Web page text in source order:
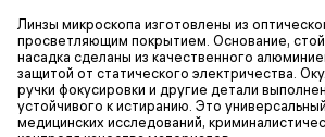
Линзы микроскопа изготовлены из
просветляющим покрытием. Основание,
насадка сделаны из качественного
защитой от статического электричества.
ручки фокусировки и другие детали
устойчивого к истиранию. Это
медицинских исследований,